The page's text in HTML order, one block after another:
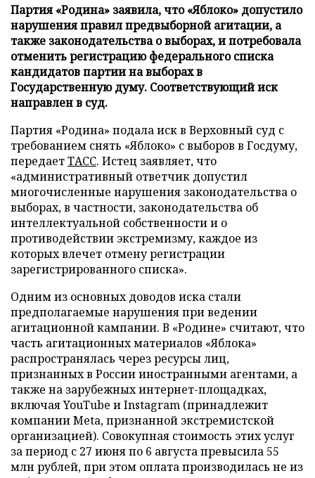
Партия «Родина» заявила, что «Яблоко» допустило
нарушения правил предвыборной агитации, а
также законодательства о выборах, и потребовала
отменить регистрацию федерального списка
кандидатов партии на выборах в
Государственную думу. Соответствующий иск
направлен в суд.
Партия «Родина» подала иск в Верховный суд с
требованием снять «Яблоко» с выборов в Госдуму,
передаетТАСС. Истец заявляет, что
«административный ответчик допустил
многочисленные нарушения законодательства о
выборах, в частности, законодательства об
интеллектуальной собственности и о
противодействии экстремизму, каждое из
которых влечет отмену регистрации
зарегистрированного списка».
Одним из основных доводов иска стали
предполагаемые нарушения при ведении
агитационной кампании. В «Родине» считают, что
часть агитационных материалов «Яблока»
распространялась через ресурсы лиц,
признанных в России иностранными агентами, а
также на зарубежных интернет-площадках,
включая YouTube и Instagram (принадлежит
компании Meta, признанной экстремистской
организацией). Совокупная стоимость этих услуг
за период с 27 июня по 6 августа превысила 55
млн рублей, при этом оплата производилась не из